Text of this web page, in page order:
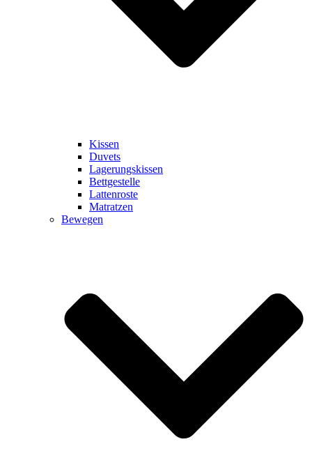
Kissen
Duvets
Lagerungskissen
Bettgestelle
Lattenroste
Matratzen
Bewegen